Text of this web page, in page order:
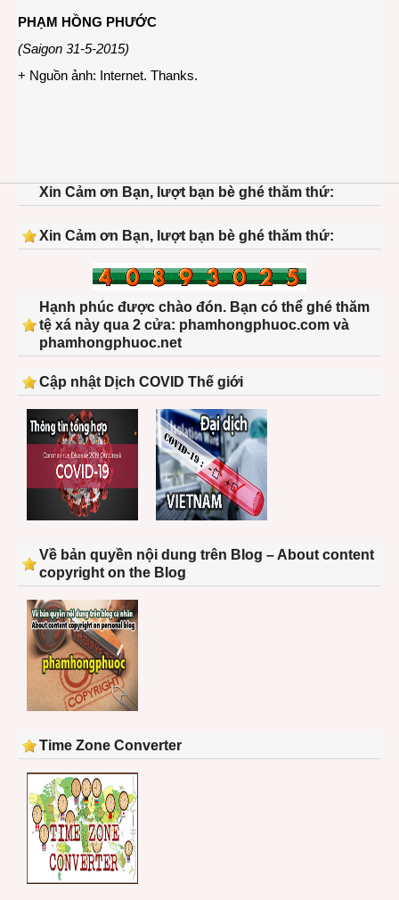
PHẠM HỒNG PHƯỚC
(Saigon 31-5-2015)
+ Nguồn ảnh: Internet. Thanks.
Xin Cảm ơn Bạn, lượt bạn bè ghé thăm thứ:
Xin Cảm ơn Bạn, lượt bạn bè ghé thăm thứ:
Hạnh phúc được chào đón. Bạn có thể ghé thăm
tệ xá này qua 2 cửa: phamhongphuoc.com và
phamhongphuoc.net
Cập nhật Dịch COVID Thế giới
Về bản quyền nội dung trên Blog – About content
copyright on the Blog
Time Zone Converter